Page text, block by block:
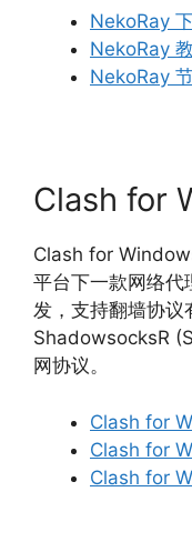
NekoRay
NekoRay
NekoRay
Clash for
Clash for
平台下一款网络代
发，支持翻墙协议
ShadowsocksR
网协议。
Clash for
Clash for
Clash for